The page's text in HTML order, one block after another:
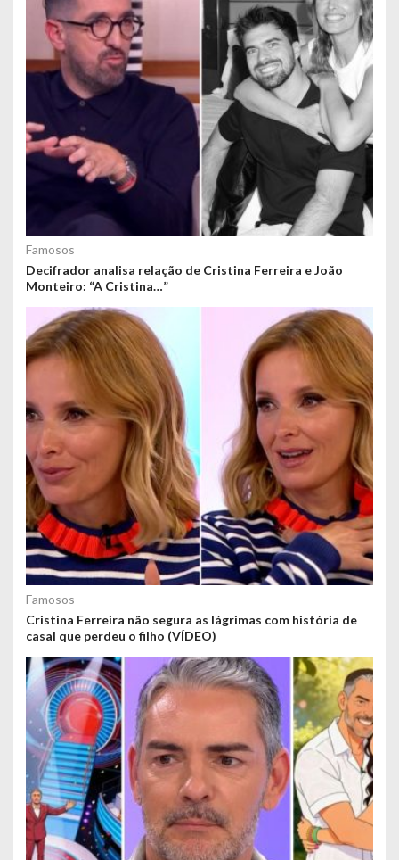
Famosos
Decifrador analisa relação de Cristina Ferreira e João
Monteiro: “A Cristina…”
Famosos
Cristina Ferreira não segura as lágrimas com história de
casal que perdeu o filho (VÍDEO)